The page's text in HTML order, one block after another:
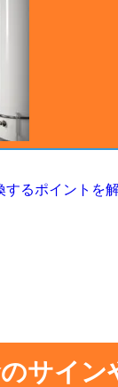
るポイントを
サイン